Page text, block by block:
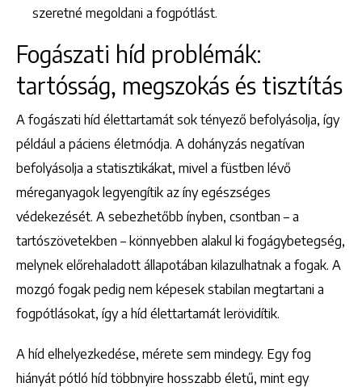
szeretné megoldani a fogpótlást.
Fogászati híd problémák:
tartósság, megszokás és tisztítás
A fogászati híd élettartamát sok tényező befolyásolja, így
például a páciens életmódja. A dohányzás negatívan
befolyásolja a statisztikákat, mivel a füstben lévő
méreganyagok legyengítik az íny egészséges
védekezését. A sebezhetőbb ínyben, csontban – a
tartószövetekben – könnyebben alakul ki fogágybetegség,
melynek előrehaladott állapotában kilazulhatnak a fogak. A
mozgó fogak pedig nem képesek stabilan megtartani a
fogpótlásokat, így a híd élettartamát lerövidítik.
A híd elhelyezkedése, mérete sem mindegy. Egy fog
hiányát pótló híd többnyire hosszabb életű, mint egy